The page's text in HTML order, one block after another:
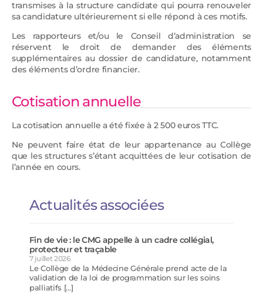
transmises à la structure candidate qui pourra renouveler
sa candidature ultérieurement si elle répond à ces motifs.
Les rapporteurs et/ou le Conseil d’administration se
réservent le droit de demander des éléments
supplémentaires au dossier de candidature, notamment
des éléments d’ordre financier.
Cotisation annuelle
La cotisation annuelle a été fixée à 2 500 euros TTC.
Ne peuvent faire état de leur appartenance au Collège
que les structures s’étant acquittées de leur cotisation de
l’année en cours.
Actualités associées
Fin de vie : le CMG appelle à un cadre collégial,
protecteur et traçable
7 juillet 2026
Le Collège de la Médecine Générale prend acte de la
validation de la loi de programmation sur les soins
palliatifs […]